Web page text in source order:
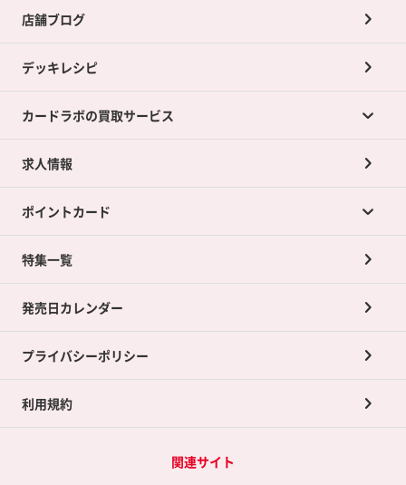
店舗ブログ
デッキレシピ
カードラボの買取サービス
カードラボの買取サービスTOP
店舗買取について
ネット買取について
買取承諾書について
求人情報
ポイントカード
ポイントカードTOP
ポイント交換景品
特集一覧
発売日カレンダー
プライバシーポリシー
利用規約
関連サイト